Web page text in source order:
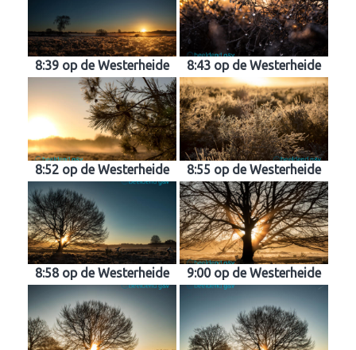
8:39 op de Westerheide 8:43 op de Westerheide
8:52 op de Westerheide 8:55 op de Westerheide
8:58 op de Westerheide 9:00 op de Westerheide